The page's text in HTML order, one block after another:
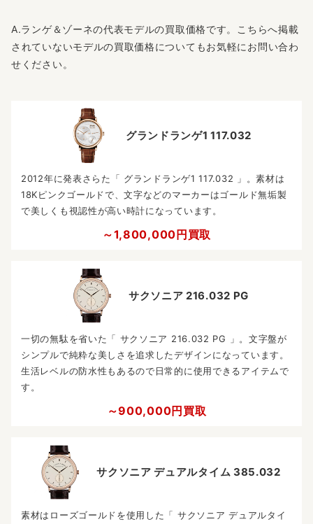
A.ランゲ＆ゾーネの代表モデルの買取価格です。こちらへ掲載
されていないモデルの買取価格についてもお気軽にお問い合わ
せください。
グランドランゲ1 117.032
2012年に発表さらた「 グランドランゲ1 117.032 」。素材は
18Kピンクゴールドで、文字などのマーカーはゴールド無垢製
で美しくも視認性が高い時計になっています。
～1,800,000円買取
サクソニア 216.032 PG
一切の無駄を省いた「 サクソニア 216.032 PG 」。文字盤が
シンプルで純粋な美しさを追求したデザインになっています。
生活レベルの防水性もあるので日常的に使用できるアイテムで
す。
～900,000円買取
サクソニア デュアルタイム 385.032
素材はローズゴールドを使用した「 サクソニア デュアルタイ